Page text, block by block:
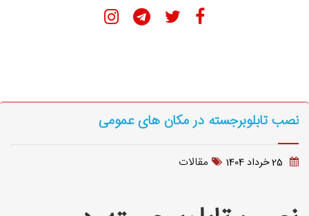
نصب تابلوبرجسته در مکان های عمومی
25 خرداد 1404 مقالات